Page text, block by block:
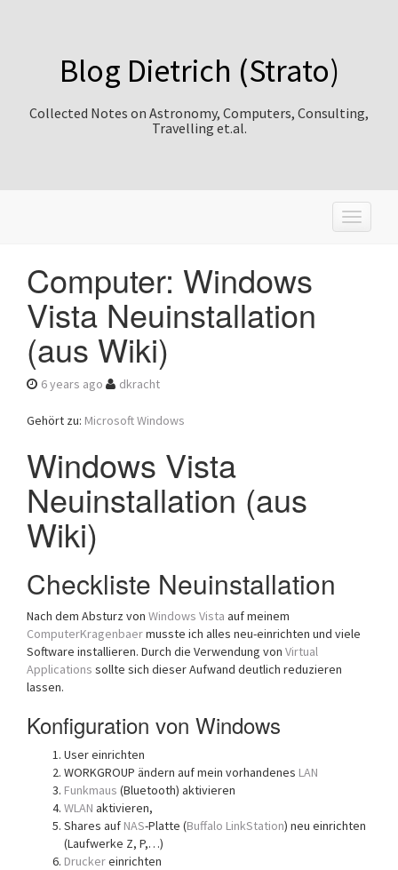
Blog Dietrich (Strato)
Collected Notes on Astronomy, Computers, Consulting,
Travelling et.al.
T
o
Computer: Windows
Vista Neuinstallation
(aus Wiki)
6 years ago dkracht
Gehört zu: Microsoft Windows
Windows Vista
Neuinstallation (aus
Wiki)
Checkliste Neuinstallation
Nach dem Absturz von Windows Vista auf meinem
ComputerKragenbaermusste ich alles neu-einrichten und viele
Software installieren. Durch die Verwendung von Virtual
Applications sollte sich dieser Aufwand deutlich reduzieren
lassen.
Konfiguration von Windows
User einrichten
WORKGROUP ändern auf mein vorhandenes LAN
Funkmaus (Bluetooth) aktivieren
WLAN aktivieren,
Shares auf NAS-Platte (Buffalo LinkStation) neu einrichten
(Laufwerke Z, P,…)
Druckereinrichten